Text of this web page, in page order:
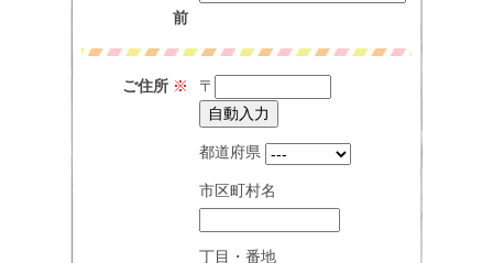
前
ご住所 ※ 〒
都道府県
市区町村名
丁目・番地